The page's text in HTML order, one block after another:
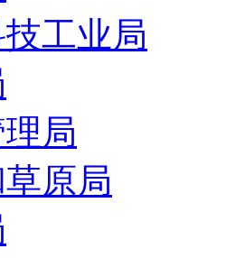
工业局
局
原局